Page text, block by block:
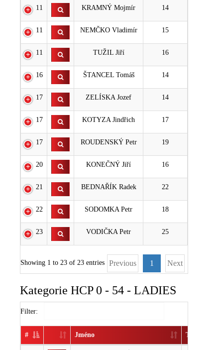
11 KRAMNÝ Mojmír 14
11 NEMČKO Vladimír 15
11 TUŽIL Jiří 16
16 ŠTANCEL Tomáš 14
17 ZELÍSKA Jozef 14
17 KOTYZA Jindřich 17
17 ROUDENSKÝ Petr 19
20 KONEČNÝ Jiří 16
21 BEDNAŘÍK Radek 22
22 SODOMKA Petr 18
23 VODIČKA Petr 25
Showing 1 to 23 of 23 entries Previous 1 Next
Kategorie HCP 0 - 54 - LADIES
Filter:
# Jméno TOTAL